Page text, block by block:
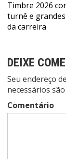
de
Post
Timbre 2026
turnê e
da carreira
DEIXE
Seu endereço
necessários
Comentário